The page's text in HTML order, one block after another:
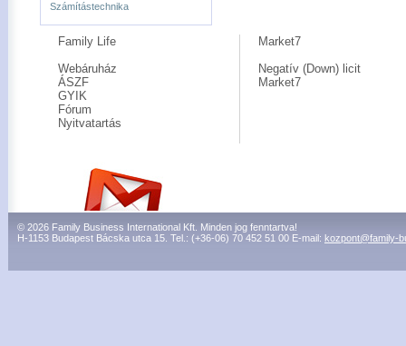
Számítástechnika
Family Life
Webáruház
ÁSZF
GYIK
Fórum
Nyitvatartás
Market7
Negatív (Down) licit
Market7
© 2026 Family Business International Kft. Minden jog fenntartva!
H-1153 Budapest Bácska utca 15. Tel.: (+36-06) 70 452 51 00 E-mail: kozpont@family-